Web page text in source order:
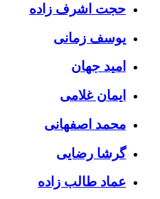
حجت اشرف زاده
یوسف زمانی
امید جهان
ایمان غلامی
محمد اصفهانی
گرشا رضایی
عماد طالب زاده